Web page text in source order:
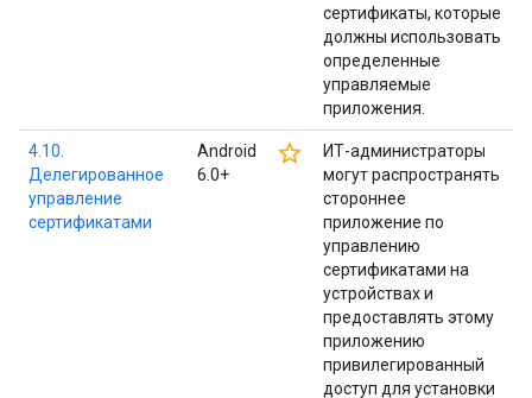
сертификаты, которые
должны использовать
определенные
управляемые
приложения.
4.10.
Делегированное
управление
сертификатами
Android
6.0+
star_border
ИТ-администраторы
могут распространять
стороннее
приложение по
управлению
сертификатами на
устройствах и
предоставлять этому
приложению
привилегированный
доступ для установки